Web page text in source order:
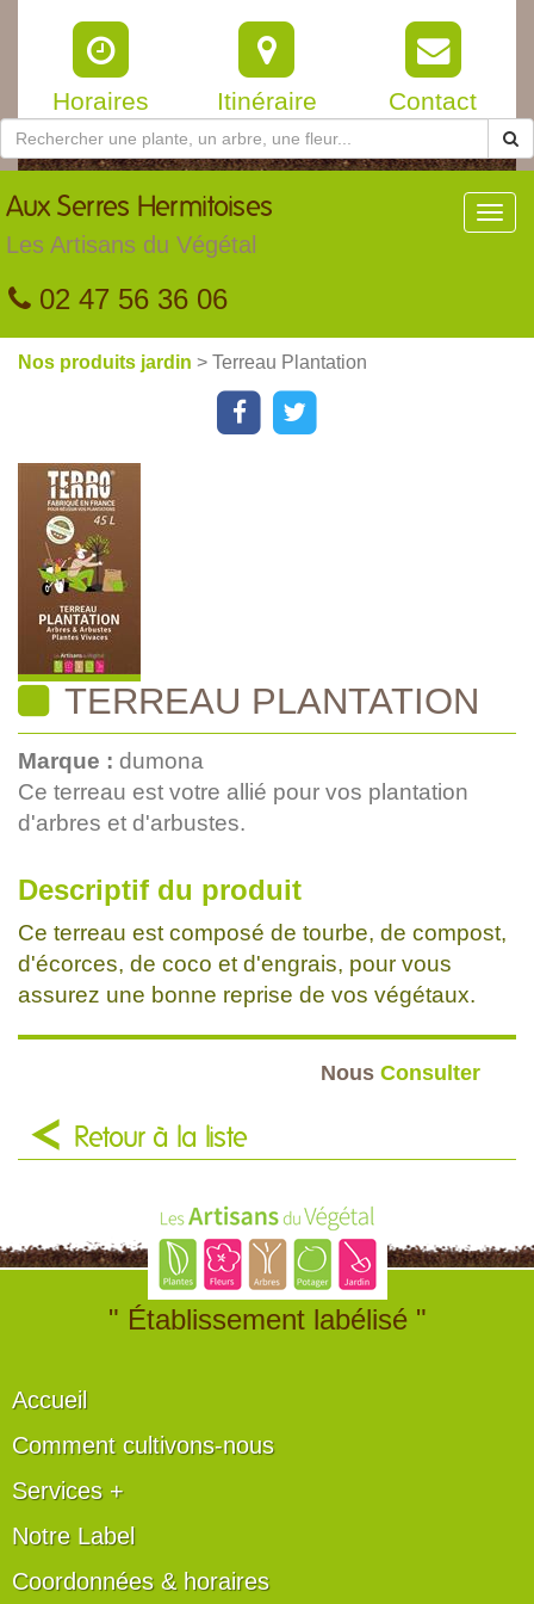
Horaires Itinéraire Contact
Aux Serres Hermitoises
Les Artisans du Végétal
02 47 56 36 06
Nos produits jardin > Terreau Plantation
TERREAU PLANTATION
Marque : dumona
Ce terreau est votre allié pour vos plantation
d'arbres et d'arbustes.
Descriptif du produit
Ce terreau est composé de tourbe, de compost,
d'écorces, de coco et d'engrais, pour vous
assurez une bonne reprise de vos végétaux.
Nous Consulter
Retour à la liste
" Établissement labélisé "
Accueil
Comment cultivons-nous
Services +
Notre Label
Coordonnées & horaires